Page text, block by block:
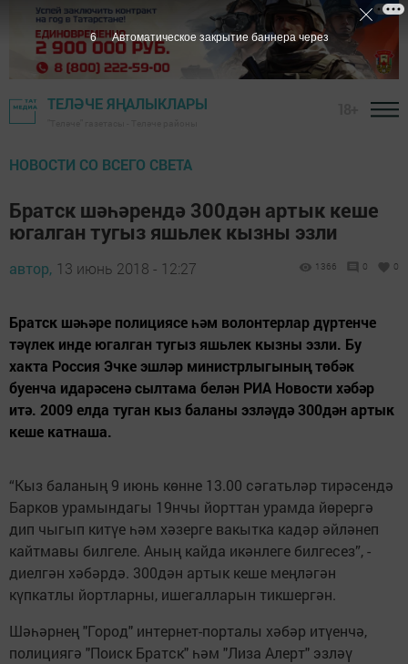
ТЕЛӘЧЕ ЯҢАЛЫКЛАРЫ
НОВОСТИ СО ВСЕГО СВЕТА
Братск шәһәрендә 300дән артык кеше
югалган тугыз яшьлек кызны эзли
автор, 13 июнь 2018 - 12:27 1366 0 0
Братск шәһәре полициясе һәм волонтерлар дүртенче
тәүлек инде югалган тугыз яшьлек кызны эзли. Бу
хакта Россия Эчке эшләр министрлыгының төбәк
буенча идарәсенә сылтама белән РИА Новости хәбәр
итә. 2009 елда туган кыз баланы эзләүдә 300дән артык
кеше катнаша.
“Кыз баланың 9 июнь көнне 13.00 сәгатьләр тирәсендә
Барков урамындагы 19нчы йорттан урамда йөрергә
дип чыгып китүе һәм хәзерге вакытка кадәр әйләнеп
кайтмавы билгеле. Аның кайда икәнлеге билгесез”, -
диелгән хәбәрдә. 300дән артык кеше меңләгән
күпкатлы йортларны, ишегалларын тикшергән.
Шәһәрнең "Город" интернет-порталы хәбәр итүенчә,
полициягә "Поиск Братск" һәм "Лиза Алерт" эзләү
5 Автоматическое закрытие баннера через